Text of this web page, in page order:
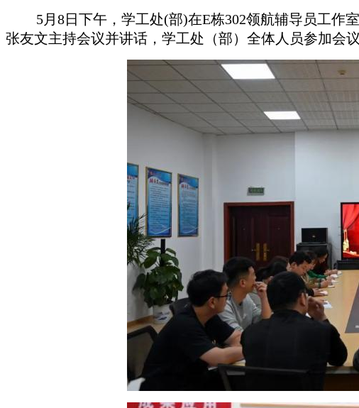
5月8日下午，学工处(部)在E栋302领航辅导员工作
张友文主持会议并讲话，学工处（部）全体人员参加会议